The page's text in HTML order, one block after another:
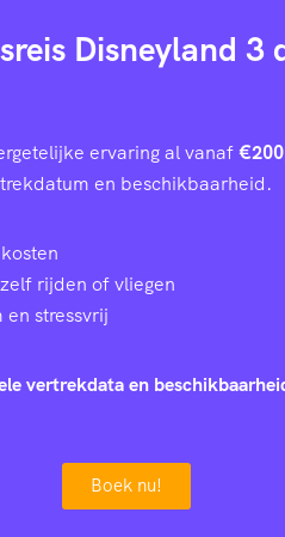
Disneyland 3
ervaring al vanaf
en beschikbaarheid.
rijden of vliegen
stressvrij
vertrekdata en
Boek nu!